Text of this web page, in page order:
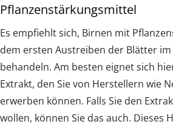
Pflanzenstärkungsmittel
Es empfiehlt sich, Birnen mit
dem ersten Austreiben der Blätter
behandeln. Am besten eignet sich
Extrakt, den Sie von Herstellern wie
erwerben können. Falls Sie den
wollen, können Sie das auch. Dieses